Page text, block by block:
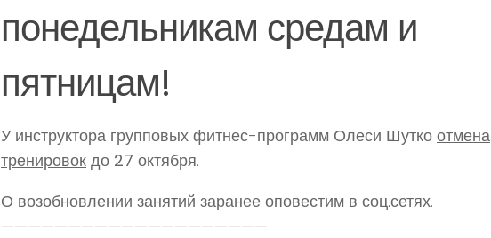
понедельникам средам и
пятницам!
У инструктора групповых фитнес-программ Олеси Шутко отмена
тренировок до 27 октября.
О возобновлении занятий заранее оповестим в соц.сетях.
————————————————————